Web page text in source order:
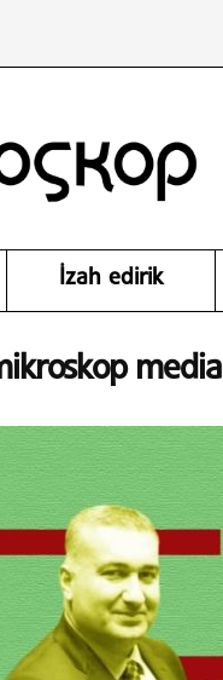
İzah edirik
media